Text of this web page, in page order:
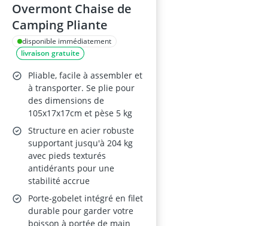
Overmont Chaise de
Camping Pliante
disponible immédiatement
livraison gratuite
Pliable, facile à assembler et
à transporter. Se plie pour
des dimensions de
105x17x17cm et pèse 5 kg
Structure en acier robuste
supportant jusqu'à 204 kg
avec pieds texturés
antidérants pour une
stabilité accrue
Porte-gobelet intégré en filet
durable pour garder votre
boisson à portée de main